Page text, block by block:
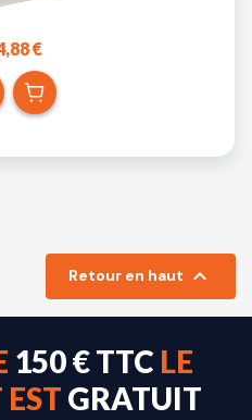
€
Retour en haut 
150 € TTC LE
GRATUIT